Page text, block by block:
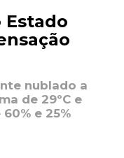
Estado
nublado a
de 29ºC e
e 25%